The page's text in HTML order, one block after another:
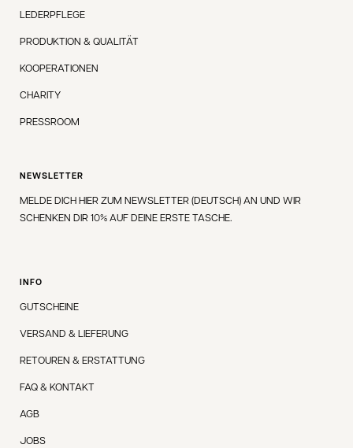
LEDERPFLEGE
PRODUKTION & QUALITÄT
KOOPERATIONEN
CHARITY
PRESSROOM
NEWSLETTER
MELDE DICH HIER ZUM NEWSLETTER (DEUTSCH) AN UND WIR
SCHENKEN DIR 10% AUF DEINE ERSTE TASCHE.
INFO
GUTSCHEINE
VERSAND & LIEFERUNG
RETOUREN & ERSTATTUNG
FAQ & KONTAKT
AGB
JOBS